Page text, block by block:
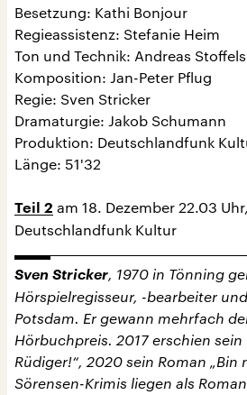
Besetzung: Kathi Bonjour
Regieassistenz: Stefanie Heim
Ton und Technik: Andreas
Komposition: Jan-Peter Pflug
Regie: Sven Stricker
Dramaturgie: Jakob Schumann
Produktion: Deutschlandfunk
Länge: 51'32
Teil 2 am 18. Dezember 22.03
Deutschlandfunk Kultur
Sven Stricker, 1970 in Tönning
Hörspielregisseur, -bearbeiter
Potsdam. Er gewann mehrfach
Hörbuchpreis. 2017 erschien sein
Rüdiger!“, 2020 sein Roman „Bin
Sörensen-Krimis liegen als